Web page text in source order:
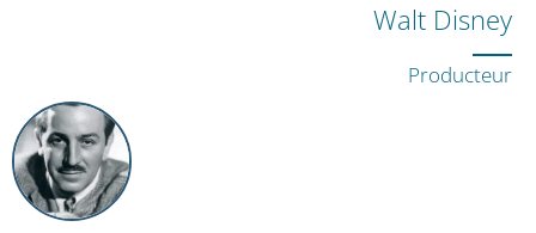
Walt Disney
Producteur